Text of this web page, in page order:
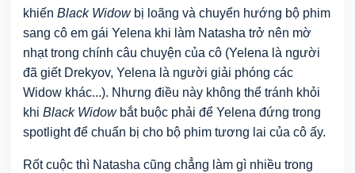
khiến Black Widow bị loãng và chuyển hướng bộ phim
sang cô em gái Yelena khi làm Natasha trở nên mờ
nhạt trong chính câu chuyện của cô (Yelena là người
đã giết Drekyov, Yelena là người giải phóng các
Widow khác...). Nhưng điều này không thể tránh khỏi
khi Black Widow bắt buộc phải để Yelena đứng trong
spotlight để chuẩn bị cho bộ phim tương lai của cô ấy.
Rốt cuộc thì Natasha cũng chẳng làm gì nhiều trong